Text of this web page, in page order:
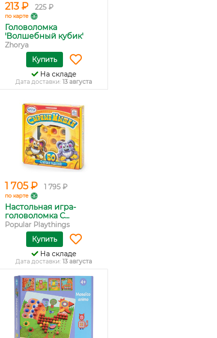
213 ₽ 225 ₽
по карте
Головоломка
'Волшебный кубик'
Zhorya
Купить
На складе
Дата доставки: 13 августа
1 705 ₽ 1 795 ₽
по карте
Настольная игра-
головоломка С...
Popular Playthings
Купить
На складе
Дата доставки: 13 августа